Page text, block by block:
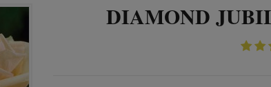
DIAMOND